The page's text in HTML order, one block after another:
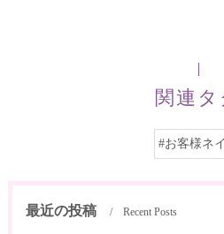
関連タ
#お客様ネ
最近の投稿 Recent Posts